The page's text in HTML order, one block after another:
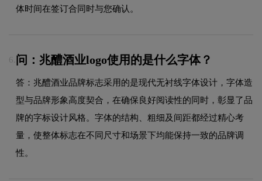
体时间在签订合同时与您确认。
6. 问：兆醴酒业logo使用的是什么字体？
答：兆醴酒业品牌标志采用的是现代无衬线字体设计，字体造
型与品牌形象高度契合，在确保良好阅读性的同时，彰显了品
牌的字标设计风格。字体的结构、粗细及间距都经过精心考
量，使整体标志在不同尺寸和场景下均能保持一致的品牌调
性。